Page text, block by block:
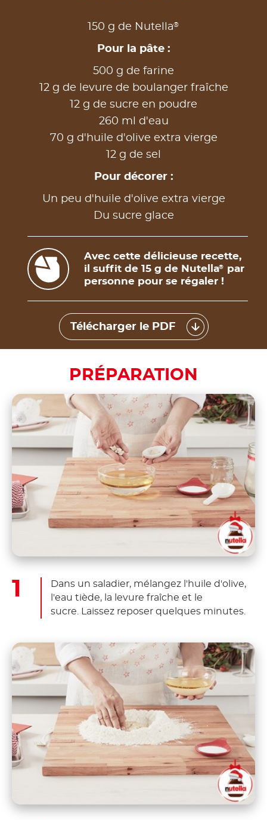
150 g de Nutella®
Pour la pâte :
500 g de farine
12 g de levure de boulanger fraîche
12 g de sucre en poudre
260 ml d'eau
70 g d'huile d'olive extra vierge
12 g de sel
Pour décorer :
Un peu d'huile d'olive extra vierge
Du sucre glace
Avec cette délicieuse recette,
il suffit de 15 g de Nutella®
par
personne pour se régaler !
Télécharger le PDF
PRÉPARATION
Dans un saladier, mélangez l'huile d'olive,
l'eau tiède, la levure fraîche et le
sucre. Laissez reposer quelques minutes.